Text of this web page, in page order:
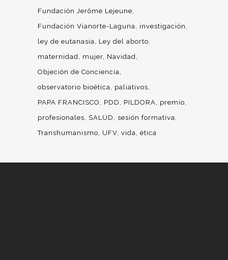
Fundación Jerôme Lejeune
Fundación Vianorte-Laguna
investigación
ley de eutanasia
Ley del aborto
maternidad
mujer Navidad
Objeción de Conciencia
observatorio bioética
paliativos
PAPA FRANCISCO
PDD PILDORA
premio
profesionales
SALUD
sesión formativa
Transhumanismo
UFV vida ética